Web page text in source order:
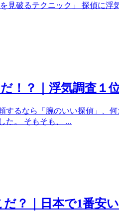
見破るテクニック」 探偵に
！？｜浮気調査１
するなら「腕のいい探偵」、
た。 そもそも、 ...
？｜日本で1番安